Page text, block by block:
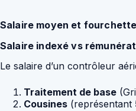
Salaire moyen et
Salaire indexé vs
Le salaire d’un contrôleur
Traitement de base
Cousines (représentant